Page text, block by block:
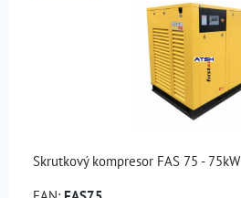
Skrutkový kompresor FAS 75 - 75kW